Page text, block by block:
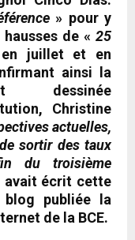
» pour y
de « 25
juillet et en
ainsi la
dessinée
Christine
actuelles,
sortir des taux
du troisième
avait écrit cette
publiée la
de la BCE.